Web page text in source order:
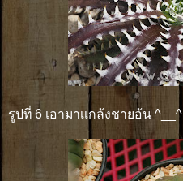
รูปที่ 6 เอามาเเกล้งชายอ้น ^__^